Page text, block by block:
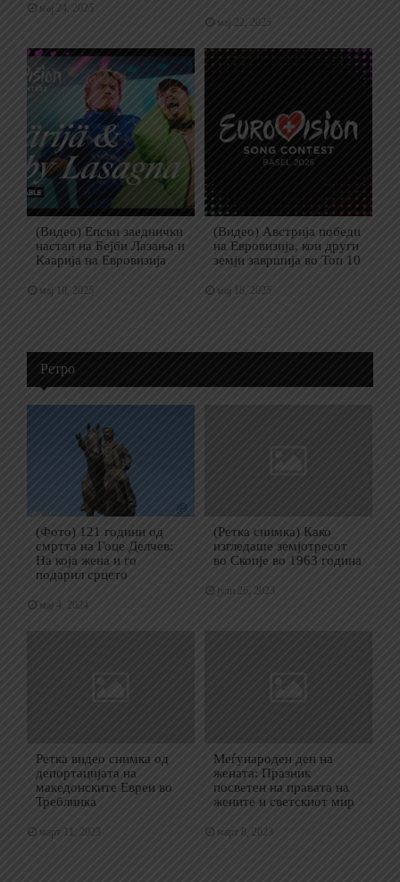
мај 24, 2025
мај 22, 2025
(Видео) Епски заеднички
настап на Бејби Лазања и
Каарија на Евровизија
мај 18, 2025
(Видео) Австрија победи
на Евровизија, кои други
земји завршија во Топ 10
мај 18, 2025
Ретро
(Фото) 121 години од
смртта на Гоце Делчев:
На која жена и го
подарил срцето
мај 4, 2024
(Ретка снимка) Како
изгледаше земјотресот
во Скопје во 1963 година
јули 26, 2023
Ретка видео снимка од
депортацијата на
македонските Евреи во
Треблинка
март 11, 2023
Меѓународен ден на
жената: Празник
посветен на правата на
жените и светскиот мир
март 8, 2023